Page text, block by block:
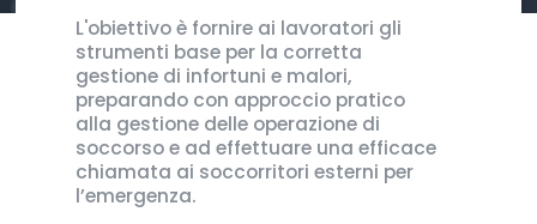
L'obiettivo è fornire ai lavoratori gli
strumenti base per la corretta
gestione di infortuni e malori,
preparando con approccio pratico
alla gestione delle operazione di
soccorso e ad effettuare una efficace
chiamata ai soccorritori esterni per
l’emergenza.